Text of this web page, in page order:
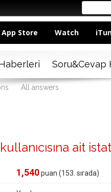
App Store Watch
Soru&Cevap
All answers
ait
1,540puan (153 . sırada)